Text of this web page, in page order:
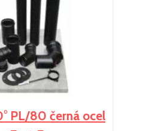
PL/80 černá ocel